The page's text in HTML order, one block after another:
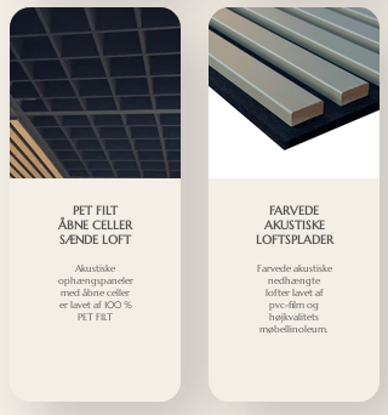
PET FILT
ÅBNE CELLER
SÆNDE LOFT
Akustiske
ophængspaneler
med åbne celler
er lavet af 100 %
PET FILT
FARVEDE
AKUSTISKE
LOFTSPLADER
Farvede akustiske
nedhængte
lofter lavet af
pvc-film og
højkvalitets
møbellinoleum.